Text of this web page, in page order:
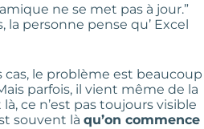
ne se met pas à jour.”
la personne pense qu’ Excel
cas, le problème est beaucoup
parfois, il vient même de la
là, ce n’est pas toujours visible
souvent là qu’on commence